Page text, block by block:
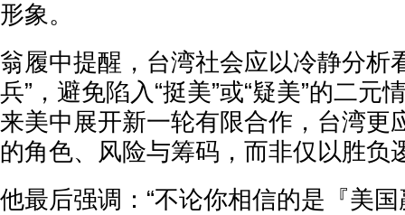
形象。
翁履中提醒，台湾社会应以冷静分析
兵”，避免陷入“挺美”或“疑美”的二元
来美中展开新一轮有限合作，台湾更
的角色、风险与筹码，而非仅以胜负
他最后强调：“不论你相信的是『美